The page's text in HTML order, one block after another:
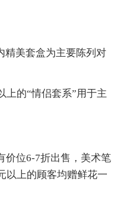
美套盒为主要陈列对
的“情侣套系”用于主
位6-7折出售，美术笔
以上的顾客均赠鲜花一